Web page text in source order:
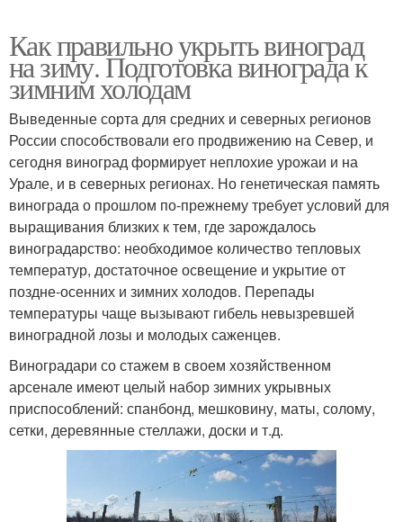
Как правильно укрыть виноград
на зиму. Подготовка винограда к
зимним холодам
Выведенные сорта для средних и северных регионов
России способствовали его продвижению на Север, и
сегодня виноград формирует неплохие урожаи и на
Урале, и в северных регионах. Но генетическая память
винограда о прошлом по-прежнему требует условий для
выращивания близких к тем, где зарождалось
виноградарство: необходимое количество тепловых
температур, достаточное освещение и укрытие от
поздне-осенних и зимних холодов. Перепады
температуры чаще вызывают гибель невызревшей
виноградной лозы и молодых саженцев.
Виноградари со стажем в своем хозяйственном
арсенале имеют целый набор зимних укрывных
приспособлений: спанбонд, мешковину, маты, солому,
сетки, деревянные стеллажи, доски и т.д.